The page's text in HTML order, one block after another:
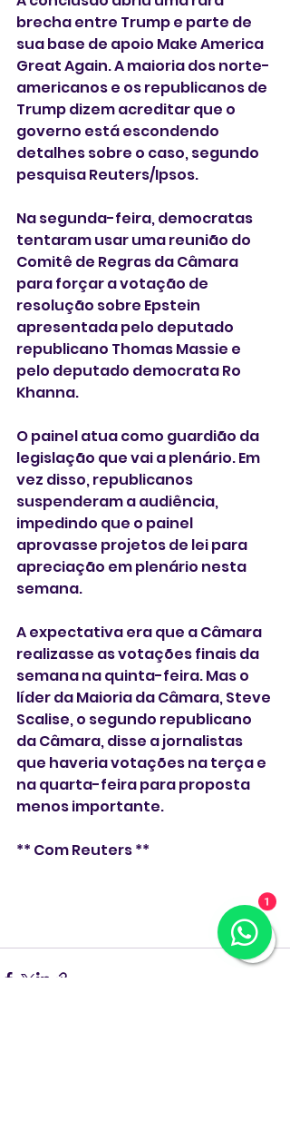
brecha entre Trump e parte de
sua base de apoio Make America
Great Again. A maioria dos norte-
americanos e os republicanos de
Trump dizem acreditar que o
governo está escondendo
detalhes sobre o caso, segundo
pesquisa Reuters/Ipsos.
Na segunda-feira, democratas
tentaram usar uma reunião do
Comitê de Regras da Câmara
para forçar a votação de
resolução sobre Epstein
apresentada pelo deputado
republicano Thomas Massie e
pelo deputado democrata Ro
Khanna.
O painel atua como guardião da
legislação que vai a plenário. Em
vez disso, republicanos
suspenderam a audiência,
impedindo que o painel
aprovasse projetos de lei para
apreciação em plenário nesta
semana.
A expectativa era que a Câmara
realizasse as votações finais da
semana na quinta-feira. Mas o
líder da Maioria da Câmara, Steve
Scalise, o segundo republicano
da Câmara, disse a jornalistas
que haveria votações na terça e
na quarta-feira para proposta
menos importante.
** Com Reuters **
1